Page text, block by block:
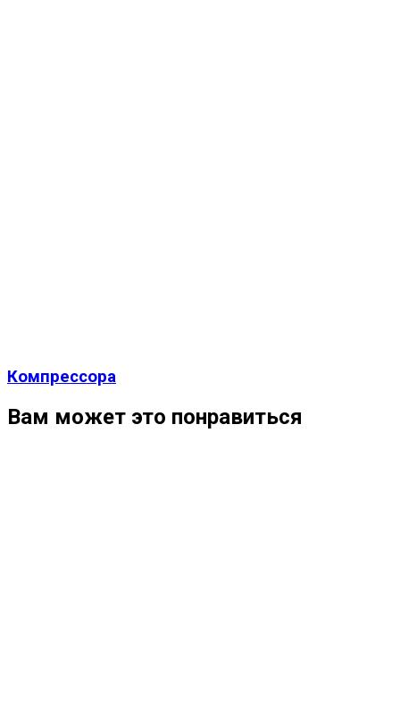
Компрессора
Вам может это понравиться